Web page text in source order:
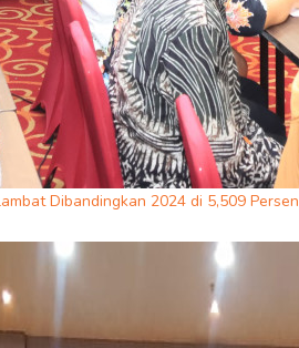
Dibandingkan 2024 di 5,509 Persen